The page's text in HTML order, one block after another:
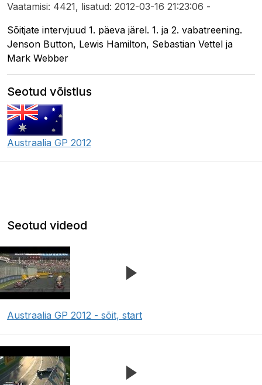
Vaatamisi: 4421, lisatud: 2012-03-16 21:23:06 -
Sõitjate intervjuud 1. päeva järel. 1. ja 2. vabatreening.
Jenson Button, Lewis Hamilton, Sebastian Vettel ja
Mark Webber
Seotud võistlus
Austraalia GP 2012
Seotud videod
Austraalia GP 2012 - sõit, start